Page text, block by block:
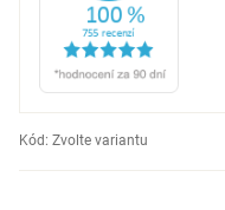
Kód: Zvolte variantu